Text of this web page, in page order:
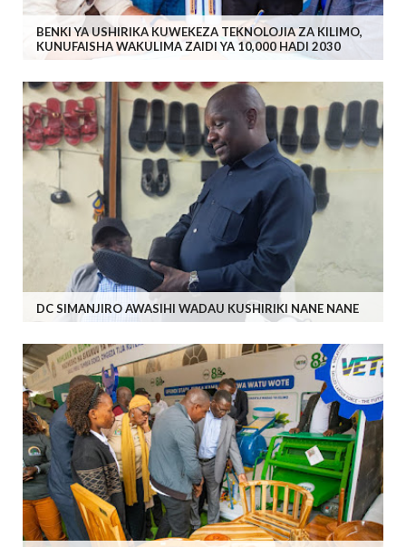
BENKI YA USHIRIKA KUWEKEZA TEKNOLOJIA ZA KILIMO,
KUNUFAISHA WAKULIMA ZAIDI YA 10,000 HADI 2030
DC SIMANJIRO AWASIHI WADAU KUSHIRIKI NANE NANE